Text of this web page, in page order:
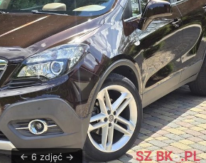
6 zdjęć